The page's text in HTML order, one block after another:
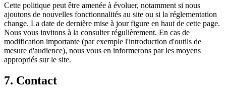
Cette politique peut être amenée à évoluer, notamment si nous
ajoutons de nouvelles fonctionnalités au site ou si la réglementation
change. La date de dernière mise à jour figure en haut de cette page.
Nous vous invitons à la consulter régulièrement. En cas de
modification importante (par exemple l'introduction d'outils de
mesure d'audience), nous vous en informerons par les moyens
appropriés sur le site.
7. Contact